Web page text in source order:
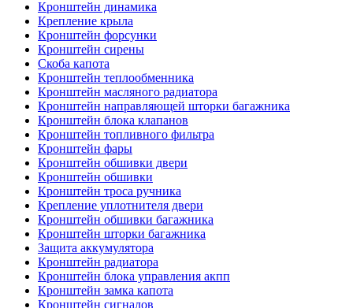
Кронштейн динамика
Крепление крыла
Кронштейн форсунки
Кронштейн сирены
Скоба капота
Кронштейн теплообменника
Кронштейн масляного радиатора
Кронштейн направляющей шторки багажника
Кронштейн блока клапанов
Кронштейн топливного фильтра
Кронштейн фары
Кронштейн обшивки двери
Кронштейн обшивки
Кронштейн троса ручника
Крепление уплотнителя двери
Кронштейн обшивки багажника
Кронштейн шторки багажника
Защита аккумулятора
Кронштейн радиатора
Кронштейн блока управления акпп
Кронштейн замка капота
Кронштейн сигналов